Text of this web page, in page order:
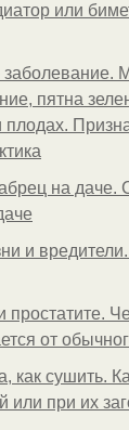
или
заболевание.
пятна
плодах.
на даче.
и
простатите.
от
как сушить.
или при их